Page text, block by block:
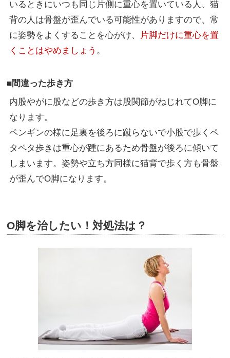
いるときにいつも同じ片側に重心を置いている人、猫
背の人は骨盤が歪んでいる可能性がありますので、常
に姿勢をよくすることを心がけ、
片脚だけに重心を置
くことはやめましょう 。
■間違った歩き方
内股やがに股などの歩き方は股関節がねじれてO脚に
なります。
ペンギンの様に足裏を後ろに蹴らないで小股で歩くペ
タペタ歩きは重心が踵にあるため骨盤が後ろに傾いて
しまいます。姿勢や立ち方同様に猫背で歩く方も骨盤
が歪んでO脚になります。
O脚を治したい！対処法は？